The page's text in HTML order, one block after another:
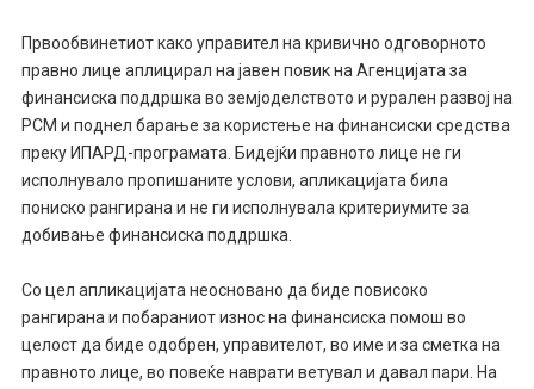
Првообвинетиот како управител на кривично одговорното
правно лице аплицирал на јавен повик на Агенцијата за
финансиска поддршка во земјоделството и рурален развој на
РСМ и поднел барање за користење на финансиски средства
преку ИПАРД-програмата. Бидејќи правното лице не ги
исполнувало пропишаните услови, апликацијата била
пониско рангирана и не ги исполнувала критериумите за
добивање финансиска поддршка.
Со цел апликацијата неосновано да биде повисоко
рангирана и побараниот износ на финансиска помош во
целост да биде одобрен, управителот, во име и за сметка на
правното лице, во повеќе наврати ветувал и давал пари. На